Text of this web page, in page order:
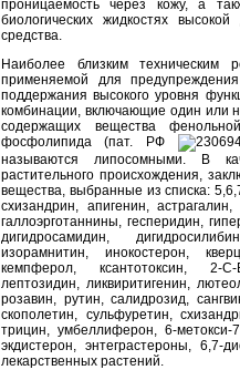
проницаемость через кожу, а
биологических жидкостях
средства.
Наиболее близким техническим
применяемой для
поддержания высокого уровня
комбинации, включающие один или
содержащих вещества
фосфолипида (пат. РФ
называются липосомными. В
растительного происхождения,
вещества, выбранные из списка:
схизандрин, апигенин,
галлоэрготаннины, гесперидин,
дигидросамидин,
изорамнитин, инокостерон,
кемпферол, ксантотоксин, 2-C-B-
лептозидин, ликвиритигенин,
розавин, рутин, салидрозид,
скополетин, сульфуретин,
трицин, умбеллиферон, 6-метокси-
экдистерон, энтеграстероны, 6,7-
лекарственных растений.